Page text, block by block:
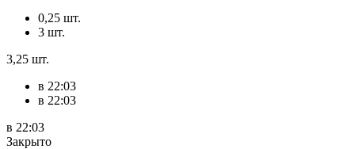
0,25 шт.
3 шт.
3,25 шт.
в 22:03
в 22:03
в 22:03
Закрыто